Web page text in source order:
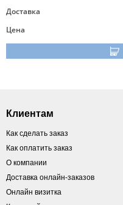
Доставка
Цена
Клиентам
Как сделать заказ
Как оплатить заказ
О компании
Доставка онлайн-заказов
Онлайн визитка